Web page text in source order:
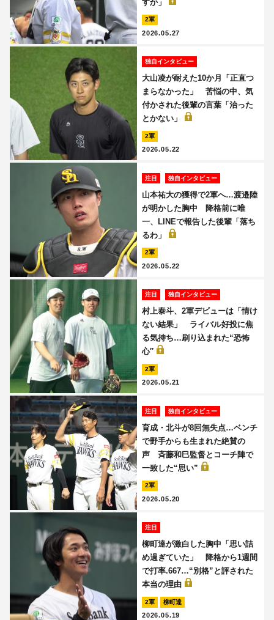
すか」
2軍
2026.05.27
独自インタビュー
大山凌が耐えた10か月「正直つ
まらなかった」 苦悩の中、気
付かされた後輩の言葉「治った
とかない」
2軍
2026.05.22
注目 独自インタビュー
山本祐大の獲得で2軍へ…渡邉陸
が明かした胸中 降格前に唯
一、LINEで報告した後輩「落ち
るわ」
2軍
2026.05.22
注目 独自インタビュー
村上泰斗、2軍デビューは「情け
ない結果」 ライバル好投に焦
る気持ち…刷り込まれた“恐怖
心″
2軍
2026.05.21
注目 独自インタビュー
育成・北斗が8回無失点…ベンチ
で野手からも生まれた絶賛の
声 斉藤和巳監督とコーチ陣で
一致した“思い”
2軍
2026.05.20
注目
柳町達が激白した胸中「思い詰
め過ぎていた」 降格から1週間
で打率.667…“別格”と評された
本当の理由
2軍 柳町達
2026.05.19